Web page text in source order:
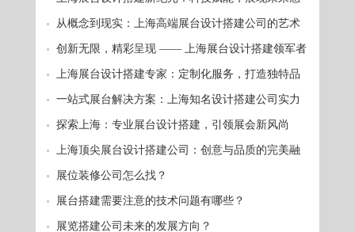
从概念到现实：上海高端展台设计搭建公司的艺术
之旅
创新无限，精彩呈现 —— 上海展台设计搭建领军者
上海展台设计搭建专家：定制化服务，打造独特品
牌形象
一站式展台解决方案：上海知名设计搭建公司实力
呈现
探索上海：专业展台设计搭建，引领展会新风尚
上海顶尖展台设计搭建公司：创意与品质的完美融
合
展位装修公司怎么找？
​展台搭建需要注意的技术问题有哪些？
展览搭建公司未来的发展方向？